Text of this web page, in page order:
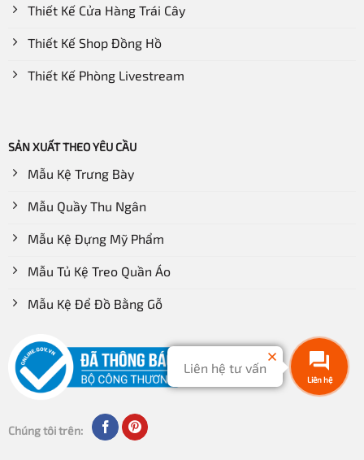
Thiết Kế Cửa Hàng Trái Cây
Thiết Kế Shop Đồng Hồ
Thiết Kế Phòng Livestream
SẢN XUẤT THEO YÊU CẦU
Mẫu Kệ Trưng Bày
Mẫu Quầy Thu Ngân
Mẫu Kệ Đựng Mỹ Phẩm
Mẫu Tủ Kệ Treo Quần Áo
Mẫu Kệ Để Đồ Bằng Gỗ
Chúng tôi trên:
Liên hệ
Liên hệ tư vấn